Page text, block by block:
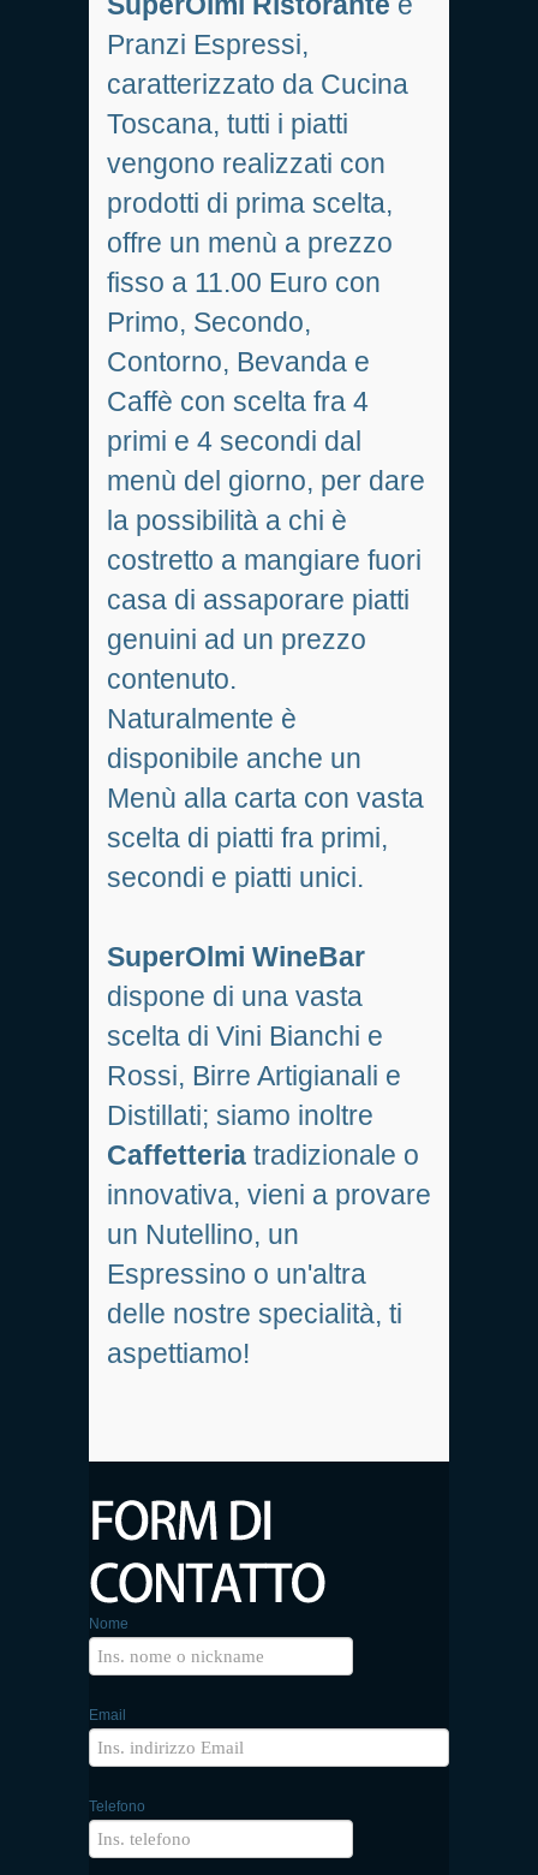
Pranzi Espressi,
caratterizzato da Cucina
Toscana, tutti i piatti
vengono realizzati con
prodotti di prima scelta,
offre un menù a prezzo
fisso a 11.00 Euro con
Primo, Secondo,
Contorno, Bevanda e
Caffè con scelta fra 4
primi e 4 secondi dal
menù del giorno, per dare
la possibilità a chi è
costretto a mangiare fuori
casa di assaporare piatti
genuini ad un prezzo
contenuto.
Naturalmente è
disponibile anche un
Menù alla carta con vasta
scelta di piatti fra primi,
secondi e piatti unici.
SuperOlmi WineBar
dispone di una vasta
scelta di Vini Bianchi e
Rossi, Birre Artigianali e
Distillati; siamo inoltre
Caffetteria tradizionale o
innovativa, vieni a provare
un Nutellino, un
Espressino o un'altra
delle nostre specialità, ti
aspettiamo!
Nome
Email
Telefono